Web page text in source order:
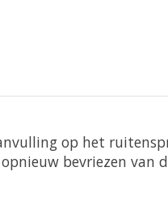
op het
bevriezen van